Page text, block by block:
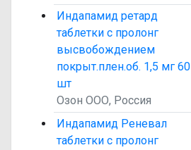
Индапамид ретард
таблетки с пролонг
высвобождением
покрыт.плен.об. 1,5 мг 60
шт
Озон ООО, Россия
Индапамид Реневал
таблетки с пролонг